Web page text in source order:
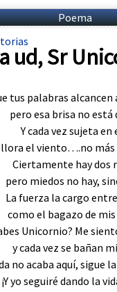
Poema
ud, Sr
tus palabras alcancen
pero esa brisa no está
Y cada vez sujeta
llora el viento….no más
Ciertamente hay dos
pero miedos no hay,
La fuerza la cargo
como el bagazo de
Unicornio? Me
y cada vez se bañan
no acaba aquí, sigue
¡Y yo seguiré dando la